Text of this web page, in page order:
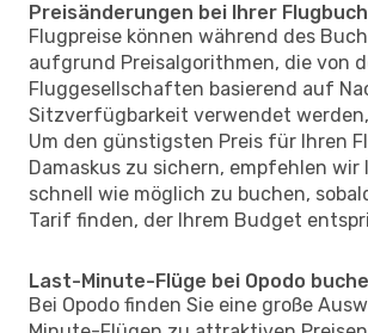
Preisänderungen bei Ihrer
Flugpreise können während des
aufgrund Preisalgorithmen, die von
Fluggesellschaften basierend auf
Sitzverfügbarkeit verwendet
Um den günstigsten Preis für Ihren
Damaskus zu sichern, empfehlen wir
schnell wie möglich zu buchen,
Tarif finden, der Ihrem Budget
Last-Minute-Flüge bei Opodo
Bei Opodo finden Sie eine große